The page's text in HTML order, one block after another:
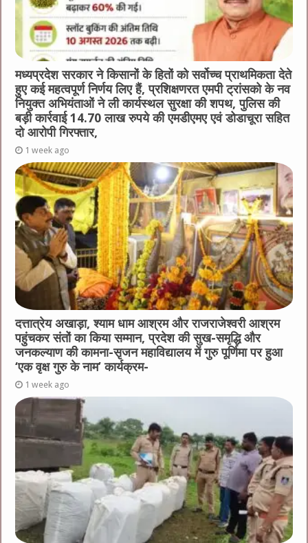
मध्यप्रदेश सरकार ने किसानों के हितों को सर्वोच्च प्राथमिकता देते
हुए कई महत्वपूर्ण निर्णय लिए हैं, प्रशिक्षणरत एमपी ट्रांसको के नव
नियुक्त अभियंताओं ने ली कार्यस्थल सुरक्षा की शपथ, पुलिस की
बड़ी कार्रवाई 14.70 लाख रुपये की एमडीएमए एवं डोडाचूरा सहित
दो आरोपी गिरफ्तार,
1 week ago
दत्तात्रेय अखाड़ा, श्याम धाम आश्रम और राजराजेश्वरी आश्रम
पहुंचकर संतों का किया सम्मान, प्रदेश की सुख-समृद्धि और
जनकल्याण की कामना-सृजन महाविद्यालय में गुरु पूर्णिमा पर हुआ
‘एक वृक्ष गुरु के नाम’ कार्यक्रम-
1 week ago